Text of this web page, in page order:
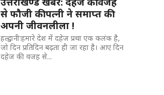
से फौजी की पत्नी ने समाप्त की
अपनी जीवनलीला !
हल्द्वानीःहमारे देश में दहेज प्रथा एक कलंक है,
जो दिन प्रतिदिन बढ़ता ही जा रहा है। आए दिन
दहेज की वजह से...